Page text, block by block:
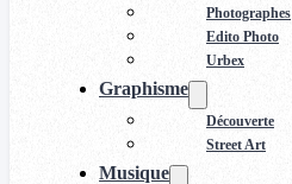
Photographes
Edito Photo
Urbex
Graphisme
Découverte
Street Art
Musique